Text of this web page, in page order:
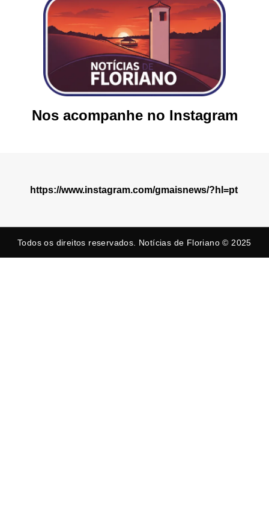
Nos acompanhe no Instagram
https://www.instagram.com/gmaisnews/?hl=pt
Todos os direitos reservados. Notícias de Floriano © 2025